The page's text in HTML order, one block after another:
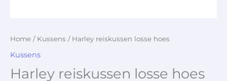
Home / Kussens / Harley reiskussen losse hoes
Kussens
Harley reiskussen losse hoes